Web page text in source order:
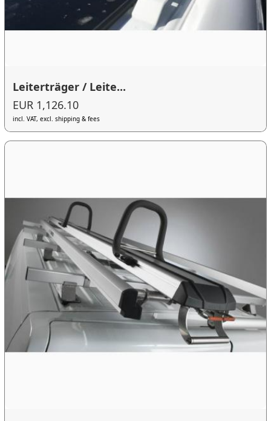
Leiterträger / Leite...
EUR 1,126.10
incl. VAT, excl. shipping & fees